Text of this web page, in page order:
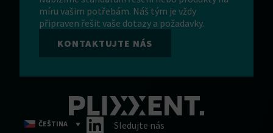
míru vašim potřebám. Náš tým je vždy
připraven řešit vaše dotazy a požadavky.
KONTAKTUJTE NÁS
ČEŠTINA
Sledujte nás